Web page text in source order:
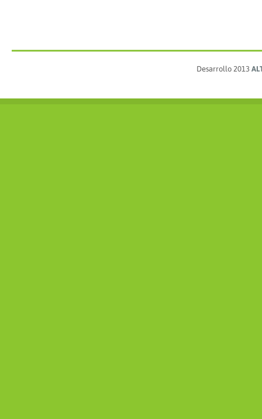
Desarrollo 2013